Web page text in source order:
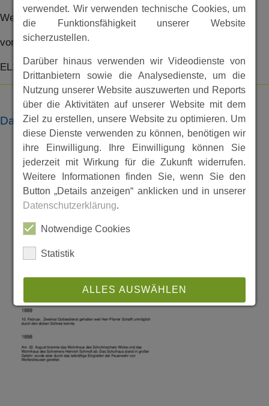
Wetterlage und Landwirtschaft 1882
von Karl-Werner Kunz
EL1047
Dateien
verwendet. Wir verwenden technische Cookies, um
die Funktionsfähigkeit unserer Website
sicherzustellen.
Darüber hinaus verwenden wir Videodienste von
Drittanbietern sowie die Analysedienste, um die
Nutzung unserer Website auszuwerten und Reports
über die Aktivitäten auf unserer Website mit dem
Ziel zu erstellen, unsere Website zu optimieren. Um
diese Dienste verwenden zu können, benötigen wir
ihre Einwilligung. Ihre Einwilligung können Sie
jederzeit mit Wirkung für die Zukunft widerrufen.
Weitere Informationen finden Sie, wenn Sie den
Button „Details anzeigen“ anklicken und in unserer
Datenschutzerklärung.
Notwendige Cookies
Statistik
ALLES AUSWÄHLEN
ABLEHNEN
SPEICHERN